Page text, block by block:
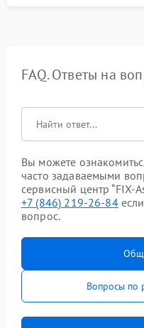
FAQ. Ответы на
Вы можете
часто задаваемыми
сервисный центр “FIX-
+7 (846) 219-26-84
вопрос.
Вопросы по